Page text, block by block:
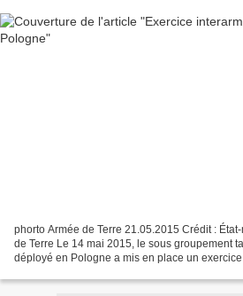
phorto Armée de Terre 21.05.2015 Crédit :
de Terre Le 14 mai 2015, le sous groupement
déployé en Pologne a mis en place un